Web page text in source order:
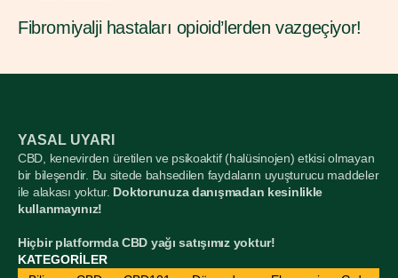
Fibromiyalji hastaları opioid’lerden vazgeçiyor!
YASAL UYARI
CBD, kenevirden üretilen ve psikoaktif (halüsinojen) etkisi olmayan
bir bileşendir. Bu sitede bahsedilen faydaların uyuşturucu maddeler
ile alakası yoktur. Doktorunuza danışmadan kesinlikle
kullanmayınız!
Hiçbir platformda CBD yağı satışımız yoktur!
KATEGORİLER